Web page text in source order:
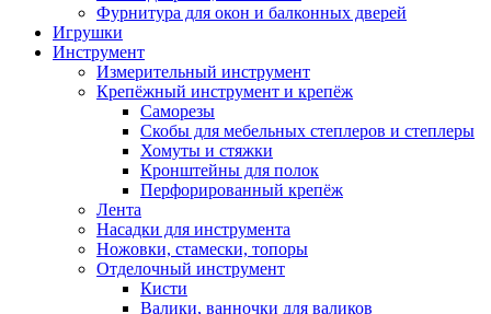
Фурнитура для окон и балконных дверей
Игрушки
Инструмент
Измерительный инструмент
Крепёжный инструмент и крепёж
Саморезы
Скобы для мебельных степлеров и степлеры
Хомуты и стяжки
Кронштейны для полок
Перфорированный крепёж
Лента
Насадки для инструмента
Ножовки, стамески, топоры
Отделочный инструмент
Кисти
Валики, ванночки для валиков